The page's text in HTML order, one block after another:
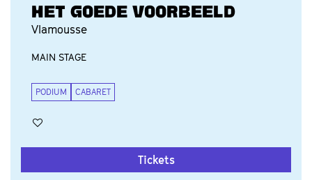
HET GOEDE VOORBEELD
Vlamousse
MAIN STAGE
PODIUM CABARET
Tickets